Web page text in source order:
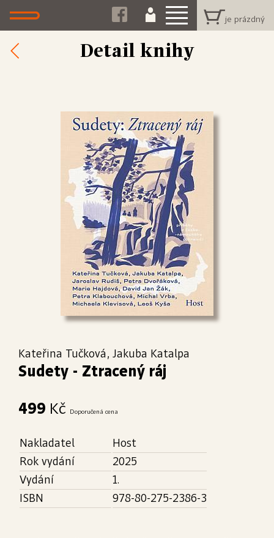
Detail knihy
Kateřina Tučková, Jakuba Katalpa
Sudety - Ztracený ráj
499 Kč Doporučená cena
Nakladatel
Host
Rok vydání
2025
Vydání
1.
ISBN
978-80-275-2386-3